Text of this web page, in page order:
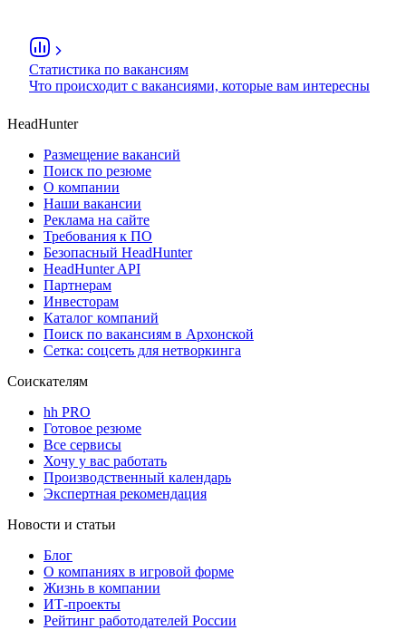
Статистика по вакансиям
Что происходит с вакансиями, которые вам интересны
HeadHunter
Размещение вакансий
Поиск по резюме
О компании
Наши вакансии
Реклама на сайте
Требования к ПО
Безопасный HeadHunter
HeadHunter API
Партнерам
Инвесторам
Каталог компаний
Поиск по вакансиям в Архонской
Сетка: соцсеть для нетворкинга
Соискателям
hh PRO
Готовое резюме
Все сервисы
Хочу у вас работать
Производственный календарь
Экспертная рекомендация
Новости и статьи
Блог
О компаниях в игровой форме
Жизнь в компании
ИТ-проекты
Рейтинг работодателей России